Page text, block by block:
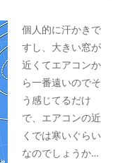
個人的に汗かきで
すし、大きい窓が
近くてエアコンか
ら一番遠いのでそ
う感じてるだけ
で、エアコンの近
くでは寒いぐらい
なのでしょうか…